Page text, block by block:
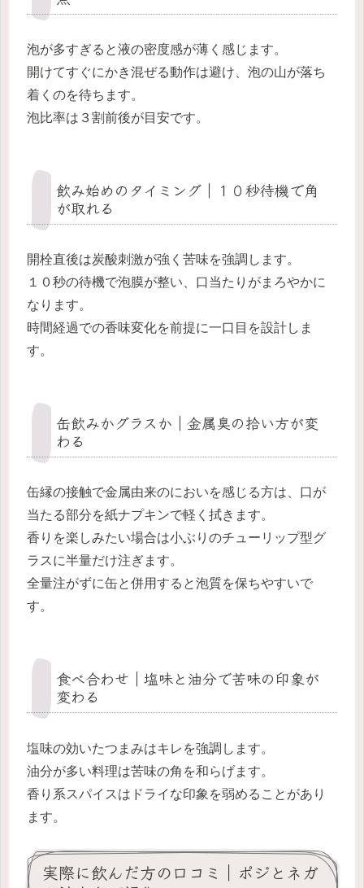
泡が多すぎると液の密度感が薄く感じます。
開けてすぐにかき混ぜる動作は避け、泡の山が落ち
着くのを待ちます。
泡比率は３割前後が目安です。
飲み始めのタイミング｜１０秒待機で角
が取れる
開栓直後は炭酸刺激が強く苦味を強調します。
１０秒の待機で泡膜が整い、口当たりがまろやかに
なります。
時間経過での香味変化を前提に一口目を設計しま
す。
缶飲みかグラスか｜金属臭の拾い方が変
わる
缶縁の接触で金属由来のにおいを感じる方は、口が
当たる部分を紙ナプキンで軽く拭きます。
香りを楽しみたい場合は小ぶりのチューリップ型グ
ラスに半量だけ注ぎます。
全量注がずに缶と併用すると泡質を保ちやすいで
す。
食べ合わせ｜塩味と油分で苦味の印象が
変わる
塩味の効いたつまみはキレを強調します。
油分が多い料理は苦味の角を和らげます。
香り系スパイスはドライな印象を弱めることがあり
ます。
実際に飲んだ方の口コミ｜ポジとネガ